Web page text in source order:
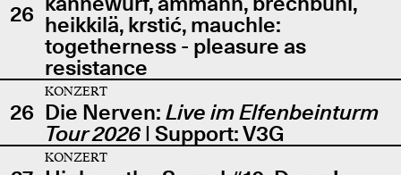
26 heikkilä, krstić, mauchle:
togetherness - pleasure as
resistance
26
KONZERT
Die Nerven: Live im Elfenbeinturm
Tour 2026| Support: V3G
KONZERT